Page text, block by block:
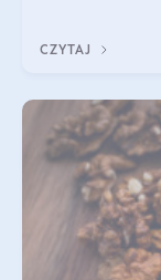
CZYTAJ